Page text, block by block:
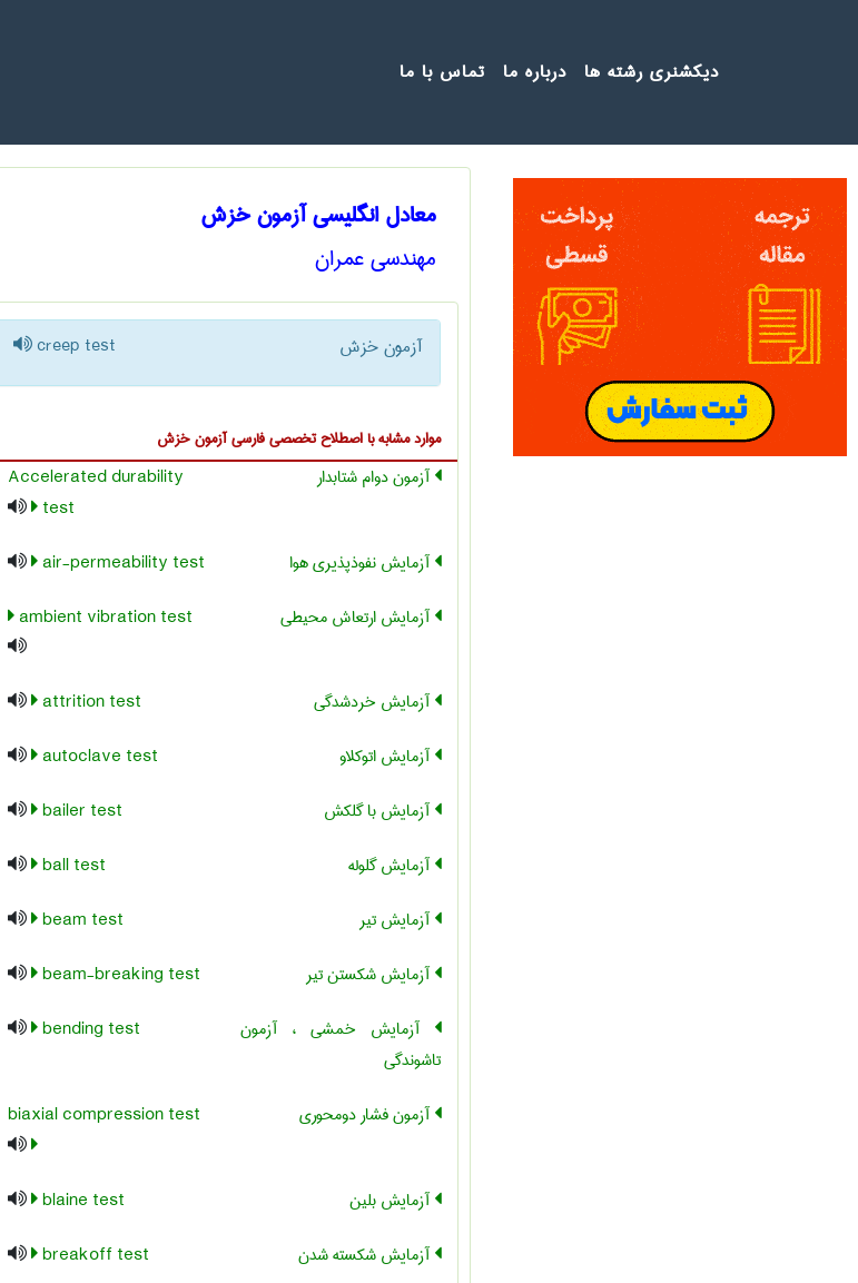
تماس با ما درباره ما دیکشنری رشته ها
معادل انگلیسی آزمون خزش
مهندسی عمران
آزمون خزش creep test
موارد مشابه با اصطلاح تخصصیفارسی آزمون خزش
آزمون دوام شتابدار
Accelerated durability
test
آزمایش نفوذپذیری هوا
air-permeability test
آزمایش ارتعاش محیطی
ambient vibration test
آزمایش خردشدگی
attrition test
آزمایش اتوکلاو
autoclave test
آزمایش با گلکش
bailer test
آزمایش گلوله
ball test
آزمایش تیر
beam test
آزمایش شکستن تیر
beam-breaking test
آزمایش خمشی ، آزمون
تاشوندگی
bending test
آزمون فشار دومحوری biaxial compression test
آزمایش بلین
blaine test
آزمایش شکسته شدن
breakoff test